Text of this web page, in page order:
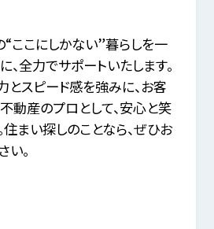
“ここにしかない”暮らしを一
全力でサポートいたします。
とスピード感を強みに、お客
動産のプロとして、安心と笑
まい探しのことなら、ぜひお
い。